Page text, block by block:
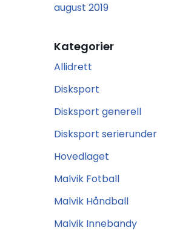
august 2019
Kategorier
Allidrett
Disksport
Disksport generell
Disksport serierunder
Hovedlaget
Malvik Fotball
Malvik Håndball
Malvik Innebandy